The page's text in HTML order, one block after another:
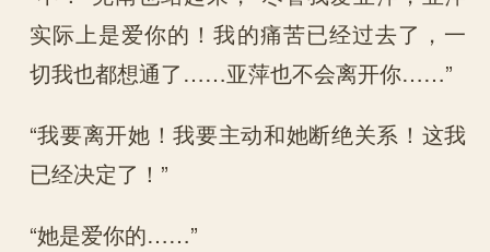
实际上是爱你的！我的痛苦已经过去了，一
切我也都想通了……亚萍也不会离开你……”
“我要离开她！我要主动和她断绝关系！这我
已经决定了！”
“她是爱你的……”